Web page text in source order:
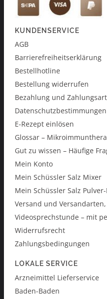
KUNDENSERVICE
AGB
Barrierefreiheitserklärung
Bestellhotline
Bestellung widerrufen
Bezahlung und
Datenschutzbestimmungen
E-Rezept einlösen
Glossar –
Gut zu wissen – Häufige
Mein Konto
Mein Schüssler Salz Mixer
Mein Schüssler Salz
Versand und
Videosprechstunde – mit
Widerrufsrecht
Zahlungsbedingungen
LOKALE SERVICE
Arzneimittel Lieferservice
Baden-Baden